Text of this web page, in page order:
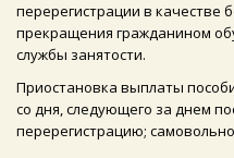
перерегистрации в качестве
прекращения гражданином
службы занятости.
Приостановка выплаты
со дня, следующего за днем
перерегистрацию;